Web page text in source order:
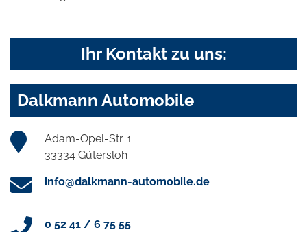
Ihr Kontakt zu uns:
Dalkmann Automobile
Adam-Opel-Str. 1
33334 Gütersloh
info@dalkmann-automobile.de
0 52 41 / 6 75 55